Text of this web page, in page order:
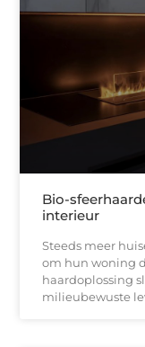
Bio-
interieur
Steeds meer
om hun woning
haardoplossing
milieubewuste